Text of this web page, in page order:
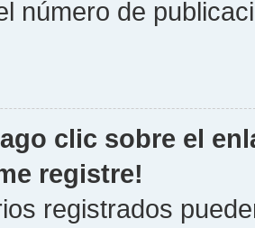
número de
clic sobre el
registre!
registrados